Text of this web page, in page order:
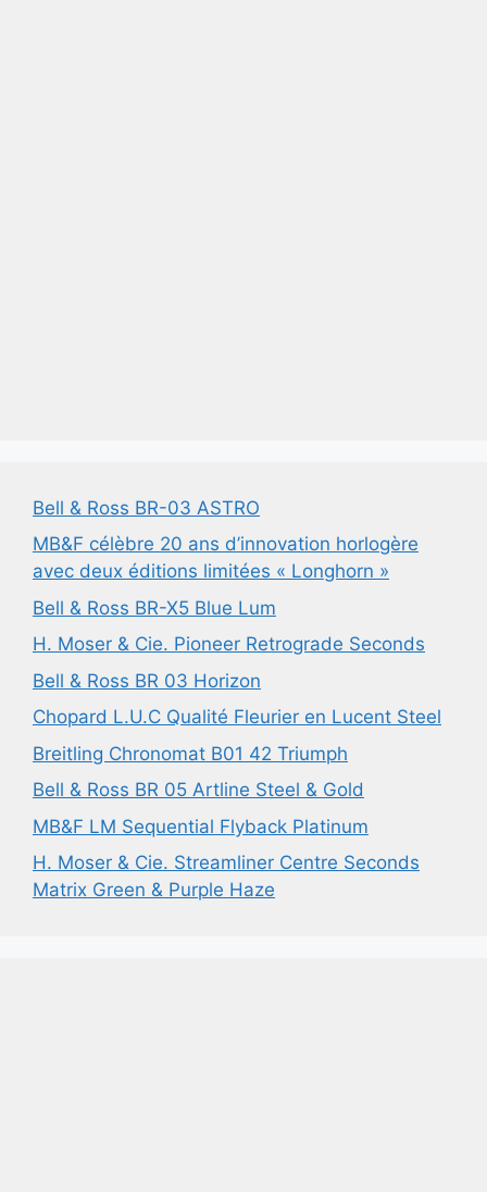
Bell & Ross BR-03 ASTRO
MB&F célèbre 20 ans d’innovation horlogère
avec deux éditions limitées « Longhorn »
Bell & Ross BR-X5 Blue Lum
H. Moser & Cie. Pioneer Retrograde Seconds
Bell & Ross BR 03 Horizon
Chopard L.U.C Qualité Fleurier en Lucent Steel
Breitling Chronomat B01 42 Triumph
Bell & Ross BR 05 Artline Steel & Gold
MB&F LM Sequential Flyback Platinum
H. Moser & Cie. Streamliner Centre Seconds
Matrix Green & Purple Haze